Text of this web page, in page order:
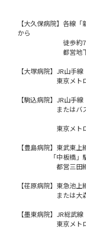
【大久保病院】各線
から
徒歩約7分、西
都営地下鉄大江
【大塚病院】JR山手
東京メトロ丸ノ
【駒込病院】JR山手
またはバ
東京メトロ南北
【豊島病院】東武東上
「中板橋」駅か
都営三田線「板
【荏原病院】東急池上
または大森駅
【墨東病院】JR総武
東京メトロ半蔵